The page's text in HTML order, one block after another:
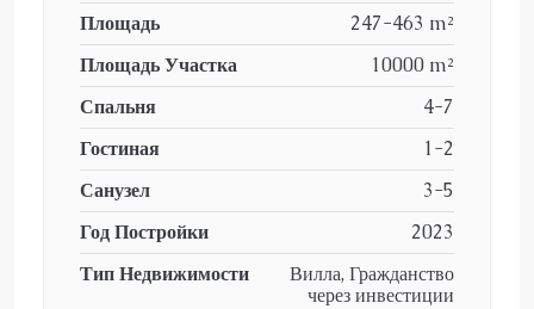
Площадь
247-463 m²
Площадь Участка
10000 m²
Спальня
4-7
Гостиная
1-2
Санузел
3-5
Год Постройки
2023
Тип Недвижимости
Вилла, Гражданство
через инвестиции